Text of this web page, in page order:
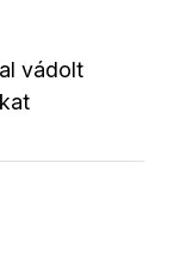
vádolt